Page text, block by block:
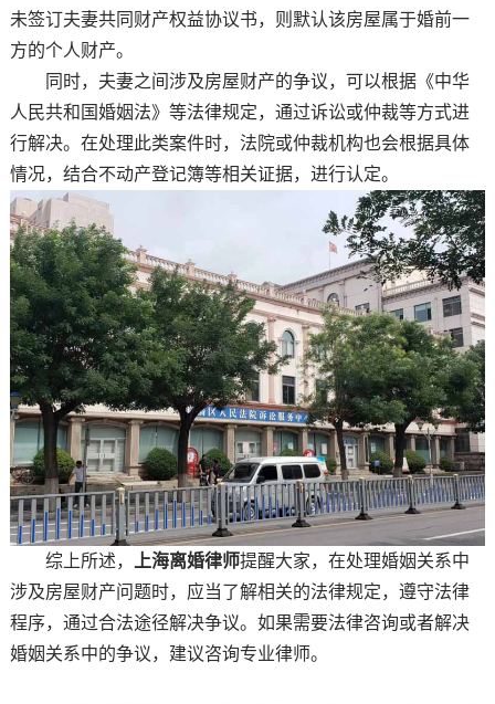
未签订夫妻共同财产权益协议书，则默认该房屋属于婚前一
方的个人财产。
同时，夫妻之间涉及房屋财产的争议，可以根据《中华
人民共和国婚姻法》等法律规定，通过诉讼或仲裁等方式进
行解决。在处理此类案件时，法院或仲裁机构也会根据具体
情况，结合不动产登记簿等相关证据，进行认定。
综上所述， 上海离婚律师提醒大家，在处理婚姻关系中
涉及房屋财产问题时，应当了解相关的法律规定，遵守法律
程序，通过合法途径解决争议。如果需要法律咨询或者解决
婚姻关系中的争议，建议咨询专业律师。